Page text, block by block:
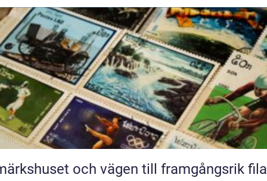
och vägen till framgångsrik